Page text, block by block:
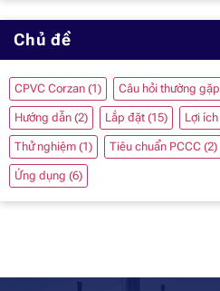
Chủ đề
CPVC Corzan (1) Câu hỏi thường gặp
Hướng dẫn (2) Lắp đặt (15) Lợi ích
Thử nghiệm (1) Tiêu chuẩn PCCC (2)
Ứng dụng (6)